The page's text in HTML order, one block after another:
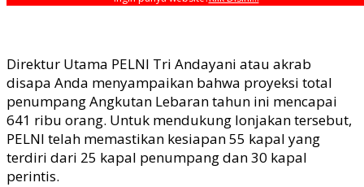
Direktur Utama PELNI Tri Andayani atau akrab
disapa Anda menyampaikan bahwa proyeksi total
penumpang Angkutan Lebaran tahun ini mencapai
641 ribu orang. Untuk mendukung lonjakan tersebut,
PELNI telah memastikan kesiapan 55 kapal yang
terdiri dari 25 kapal penumpang dan 30 kapal
perintis.